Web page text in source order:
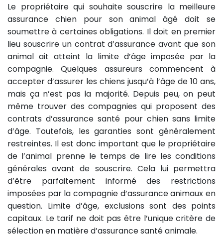
Le propriétaire qui souhaite souscrire la meilleure
assurance chien pour son animal âgé doit se
soumettre à certaines obligations. Il doit en premier
lieu souscrire un contrat d’assurance avant que son
animal ait atteint la limite d’âge imposée par la
compagnie. Quelques assureurs commencent à
accepter d’assurer les chiens jusqu’à l’âge de 10 ans,
mais ça n’est pas la majorité. Depuis peu, on peut
même trouver des compagnies qui proposent des
contrats d’assurance santé pour chien sans limite
d’âge. Toutefois, les garanties sont généralement
restreintes. Il est donc important que le propriétaire
de l’animal prenne le temps de lire les conditions
générales avant de souscrire. Cela lui permettra
d’être parfaitement informé des restrictions
imposées par la compagnie d’assurance animaux en
question. Limite d’âge, exclusions sont des points
capitaux. Le tarif ne doit pas être l’unique critère de
sélection en matière d’assurance santé animale.